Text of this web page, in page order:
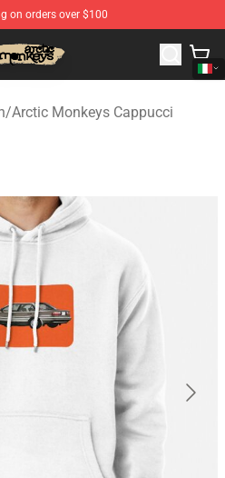
on orders over $100
- Official Arctic Monkeys
/Arctic Monkeys Cappucci